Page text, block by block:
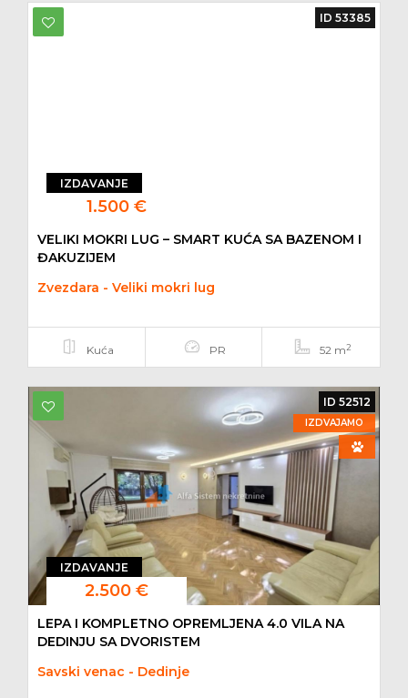
IZDAVANJE
1.500 €
ID 53385
VELIKI MOKRI LUG – SMART KUĆA SA BAZENOM I
ĐAKUZIJEM
Zvezdara - Veliki mokri lug
Kuća PR 52 m2
IZDAVANJE
2.500 €
ID 52512
IZDVAJAMO
LEPA I KOMPLETNO OPREMLJENA 4.0 VILA NA
DEDINJU SA DVORISTEM
Savski venac - Dedinje